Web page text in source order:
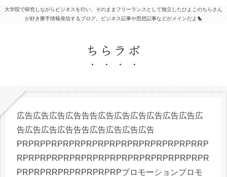
大学院で研究しながらビジネスを行い、そのままフリーランスとして独立したひよこのちらさん
が好き勝手情報発信するブログ。ビジネス記事や思想記事などがメインだよ🐤
ちらラボ
広告広告広告広告告告広告広告広告広告広告広告広
告広告広告広告告告広告広告広告広告
PRPRPPRPRPRPRPRPRPRPRPRPRPRPRPRRP
RPRPRPRPRPRPRPRPRPRPRPRPRPRPRPRPR
PRPRPRRPRPRPRPRPRPプロモーションプロモ